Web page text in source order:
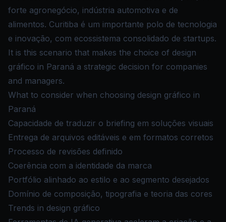
forte agronegócio, indústria automotiva e de
alimentos. Curitiba é um importante polo de tecnologia
e inovação, com ecossistema consolidado de startups.
It is this scenario that makes the choice of design
gráfico in Paraná a strategic decision for companies
and managers.
What to consider when choosing design gráfico in
Paraná
Capacidade de traduzir o briefing em soluções visuais
Entrega de arquivos editáveis e em formatos corretos
Processo de revisões definido
Coerência com a identidade da marca
Portfólio alinhado ao estilo e ao segmento desejados
Domínio de composição, tipografia e teoria das cores
Trends in design gráfico